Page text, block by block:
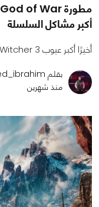
أكبر مشاكل السلسلة
أخيرًا أكبر عيوب The Witcher 3 ستحل!
بقلم mohamed_ibrahim
منذ شهرين